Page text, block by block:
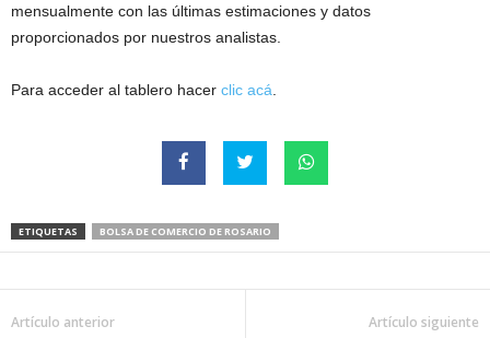
mensualmente con las últimas estimaciones y datos
proporcionados por nuestros analistas.
Para acceder al tablero hacer clic acá
ETIQUETAS BOLSA DE COMERCIO DE ROSARIO
Artículo anterior Artículo siguiente